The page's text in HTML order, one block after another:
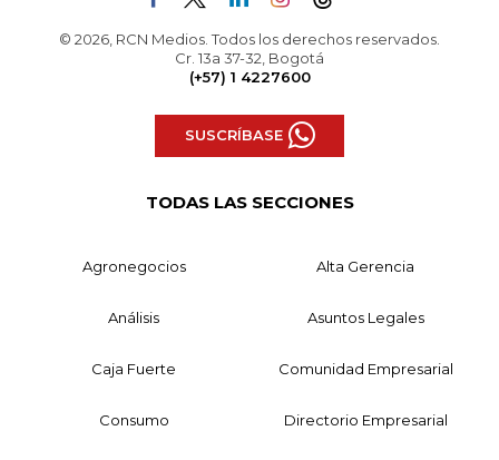
© 2026, RCN Medios. Todos los derechos reservados.
Cr. 13a 37-32, Bogotá
(+57) 1 4227600
SUSCRÍBASE
TODAS LAS SECCIONES
Agronegocios Alta Gerencia
Análisis Asuntos Legales
Caja Fuerte Comunidad Empresarial
Consumo Directorio Empresarial